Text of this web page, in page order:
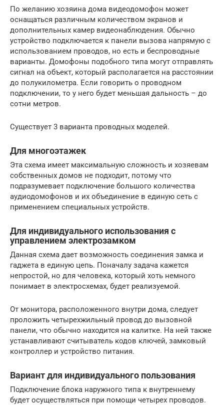
По желанию хозяина дома видеодомофон может
оснащаться различным количеством экранов и
дополнительных камер видеонаблюдения. Обычно
устройство подключается к панели вызова напрямую с
использованием проводов, но есть и беспроводные
варианты. Домофоны подобного типа могут отправлять
сигнал на объект, который располагается на расстоянии
до полукилометра. Если говорить о проводном
подключении, то у него будет меньшая дальность – до
сотни метров.
Существует 3 варианта проводных моделей.
Для многоэтажек
Эта схема имеет максимальную сложность и хозяевам
собственных домов не подходит, потому что
подразумевает подключение большого количества
аудиодомофонов и их объединение в единую сеть с
применением специальных устройств.
Для индивидуального использования с
управлением электрозамком
Данная схема дает возможность соединения замка и
гаджета в единую цепь. Поначалу задача кажется
непростой, но для человека, который хоть немного
понимает в электросхемах, будет реализуемой.
От монитора, расположенного внутри дома, следует
проложить четырехжильный провод до вызовной
панели, что обычно находится на калитке. На ней также
устанавливают считыватель кодов ключей, замковый
контроллер и устройство питания.
Вариант для индивидуального пользования
Подключение блока наружного типа к внутреннему
будет осуществляться при помощи четырех проводов.